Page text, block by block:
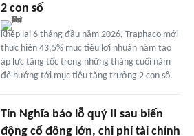
2 con số
Khép lại 6 tháng đầu năm 2026, Traphaco mới
thực hiện 43,5% mục tiêu lợi nhuận năm tạo
áp lực tăng tốc trong những tháng cuối năm
để hướng tới mục tiêu tăng trưởng 2 con số.
Tín Nghĩa báo lỗ quý II sau biến
động cổ đông lớn, chi phí tài chính